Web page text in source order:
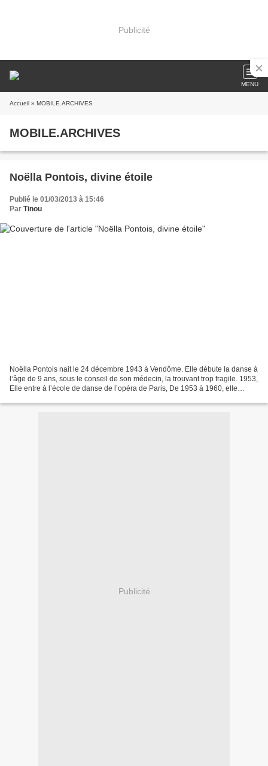
Publicité
MENU
Accueil » MOBILE.ARCHIVES
MOBILE.ARCHIVES
Noëlla Pontois, divine étoile
Publié le 01/03/2013 à 15:46
Par Tinou
Noëlla Pontois nait le 24 décembre 1943 à Vendôme. Elle débute la danse à
l‘âge de 9 ans, sous le conseil de son médecin, la trouvant trop fragile. 1953,
Elle entre à l’école de danse de l’opéra de Paris, De 1953 à 1960, elle
Publicité